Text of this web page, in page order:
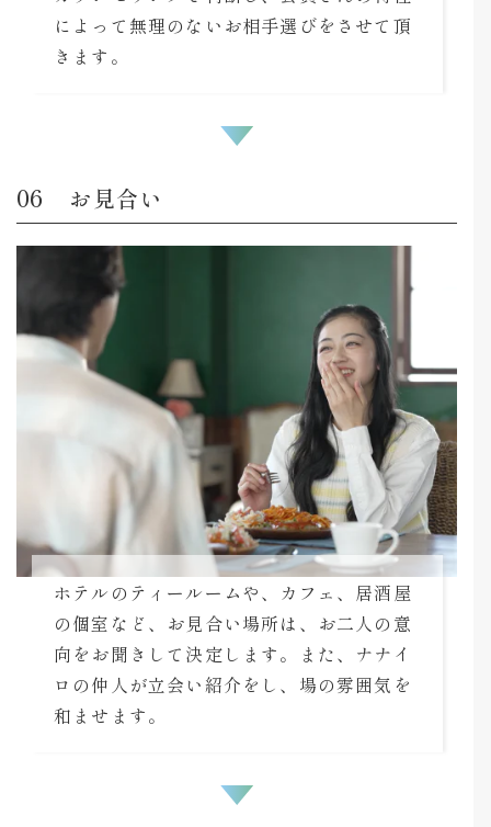
によって無理のないお相手選びをさせて頂
きます。
お見合い
ホテルのティールームや、カフェ、居酒屋
の個室など、お見合い場所は、お二人の意
向をお聞きして決定します。また、ナナイ
ロの仲人が立会い紹介をし、場の雰囲気を
和ませます。